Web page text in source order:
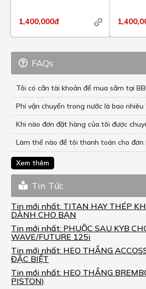
1,400,000đ
FAQs
Tôi có cần tài khoản để mua sắm tại
Phí vận chuyển trong nước là bao nhiêu
Khi nào đơn đặt hàng của tôi được
Làm thế nào để tôi thanh toán cho đơn
Xem thêm
Tin Tức
Tin mới nhất: TITAN HAY THÉP
DÀNH CHO BẠN
Tin mới nhất: PHUỘC SAU KYB
WAVE/FUTURE 125i
Tin mới nhất: HEO THẮNG
ĐẶC BIỆT
Tin mới nhất: HEO THẮNG
PISTON)